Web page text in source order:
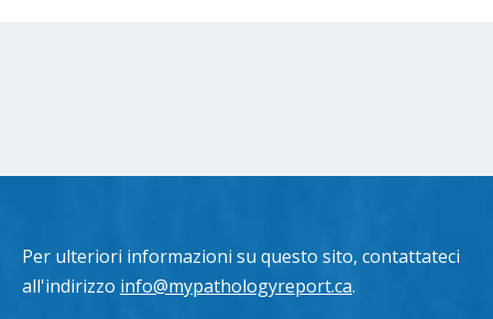
Per ulteriori informazioni su questo sito, contattateci
all'indirizzo info@mypathologyreport.ca.